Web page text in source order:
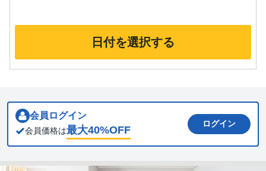
日付を選択する
会員ログイン
会員価格は最大40%OFF
ログイン